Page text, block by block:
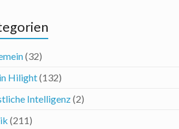
(32)
Hilight(132)
Intelligenz(2)
(211)